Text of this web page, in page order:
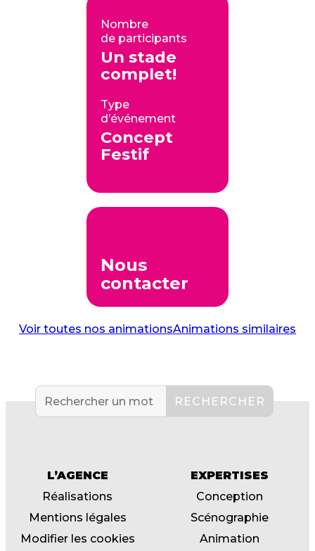
Nombre
de participants
Un stade
complet!
Type
d’événement
Concept
Festif
Nous
contacter
Voir toutes nos animationsAnimations similaires
L’AGENCE
Réalisations
Mentions légales
Modifier les cookies
EXPERTISES
Conception
Scénographie
Animation